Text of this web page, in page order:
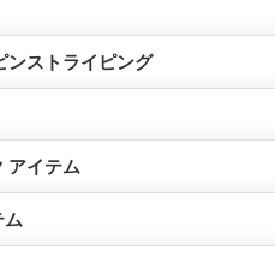
ンストライピング
アイテム
ム